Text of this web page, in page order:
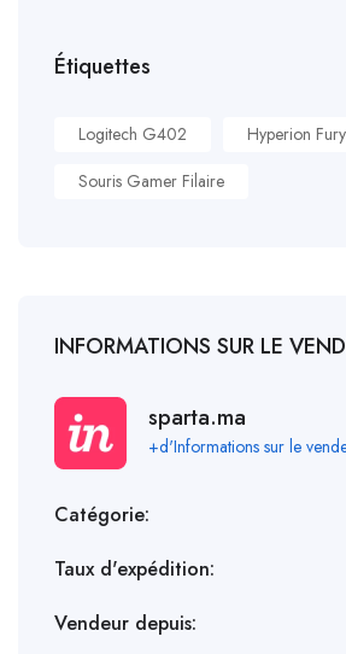
Étiquettes
Logitech G402
Hyperion Fury
Souris Gamer Filaire
INFORMATIONS SUR LE
sparta.ma
+d'Informations sur le
Catégorie:
Taux d'expédition:
Vendeur depuis: